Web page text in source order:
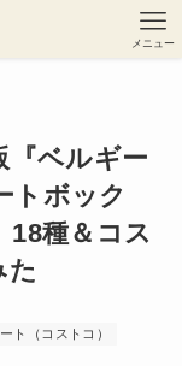
メニュー
『ベルギー
トボック
18種＆コス
た
ト（コストコ）